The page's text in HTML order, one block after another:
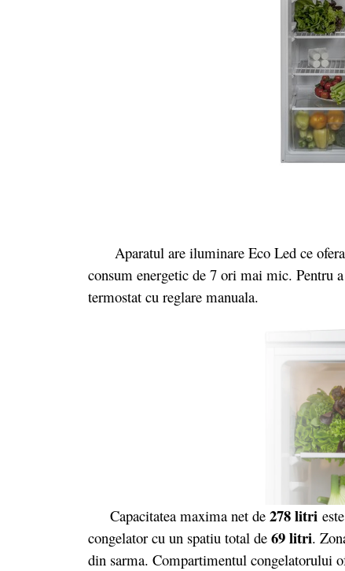
Aparatul are iluminare Eco Led ce ofera
consum energetic de 7 ori mai mic. Pentru
termostat cu reglare manuala.
Capacitatea maxima net de 278 litri
congelator cu un spatiu total de 69 litri.
din sarma. Compartimentul congelatorului